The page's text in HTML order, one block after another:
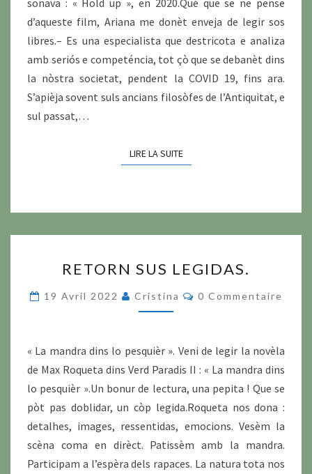
sonava : « Hold up », en 2020.Qué que se ne pense
d’aqueste film, Ariana me donèt enveja de legir sos
libres.– Es una especialista que destricota e analiza
amb seriós e competéncia, tot çò que se debanèt dins
la nòstra societat, pendent la COVID 19, fins ara.
S’apièja sovent suls ancians filosòfes de l’Antiquitat, e
sul passat,…
LIRE LA SUITELIRE LA SUITE
SUS
LEGIDAS.
RETORN SUS LEGIDAS.
19 Avril 2022 Cristina Commentaires
0 Commentaire
« La mandra dins lo pesquièr ». Veni de legir la novèla
de Max Roqueta dins Verd Paradis II : « La mandra dins
lo pesquièr ».Un bonur de lectura, una pepita ! Que se
pòt pas doblidar, un còp legida.Roqueta nos dona :
detalhes, images, ressentidas, emocions. Vesèm la
scèna coma en dirèct. Patissèm amb la mandra.
Participam a l’espèra dels rapaces. La natura tota nos